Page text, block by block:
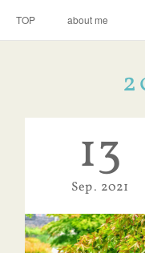
TOP about me
13
Sep 2021